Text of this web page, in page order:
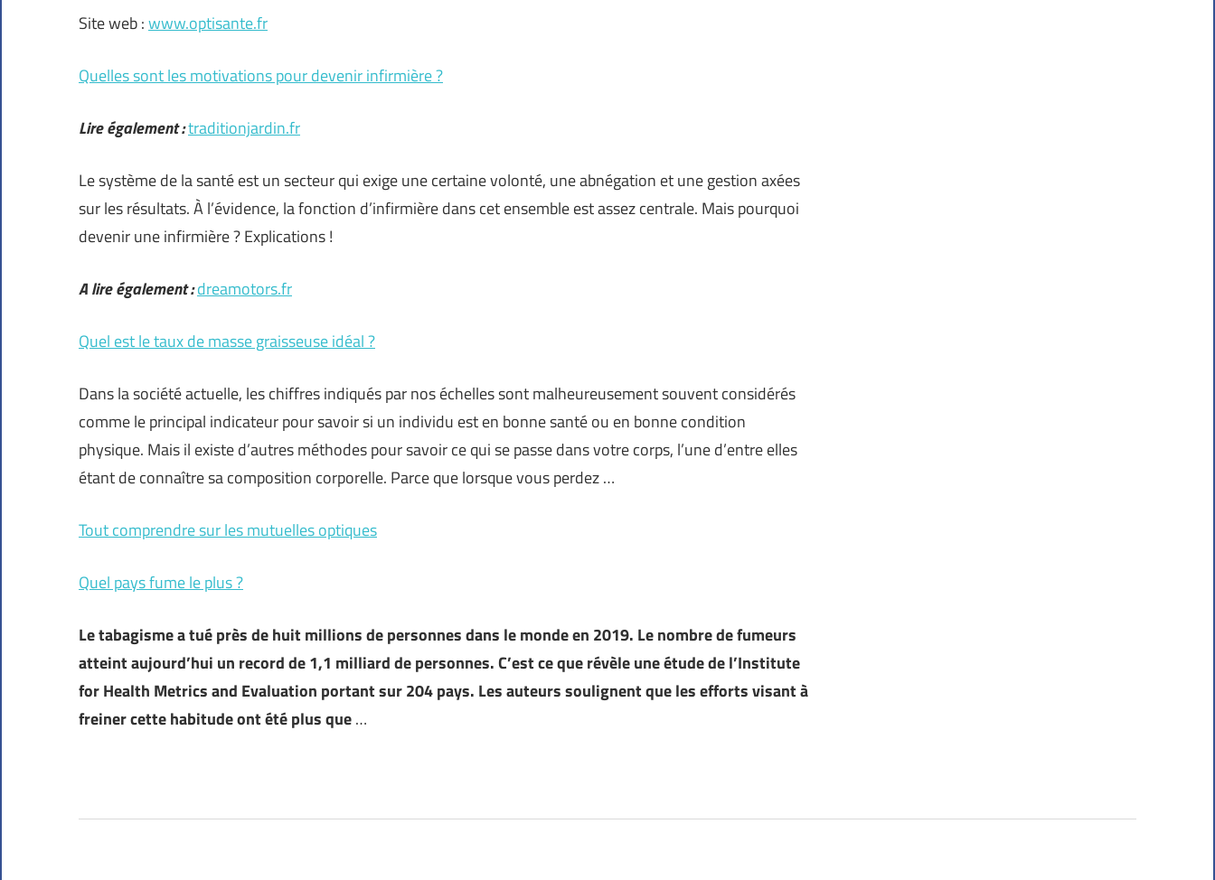
Site web :www.optisante.fr
Quelles sont les motivations pour devenir infirmière ?
Lire également :traditionjardin.fr
Le système de la santé est un secteur qui exige une certaine volonté, une abnégation et une gestion axées
sur les résultats. À l’évidence, la fonction d’infirmière dans cet ensemble est assez centrale. Mais pourquoi
devenir une infirmière ? Explications !
A lire également :dreamotors.fr
Quel est le taux de masse graisseuse idéal ?
Dans la société actuelle, les chiffres indiqués par nos échelles sont malheureusement souvent considérés
comme le principal indicateur pour savoir si un individu est en bonne santé ou en bonne condition
physique. Mais il existe d’autres méthodes pour savoir ce qui se passe dans votre corps, l’une d’entre elles
étant de connaître sa composition corporelle. Parce que lorsque vous perdez …
Tout comprendre sur les mutuelles optiques
Quel pays fume le plus ?
Le tabagisme a tué près de huit millions de personnes dans le monde en 2019. Le nombre de fumeurs
atteint aujourd’hui un record de 1,1 milliard de personnes. C’est ce que révèle une étude de l’Institute
for Health Metrics and Evaluation portant sur 204 pays. Les auteurs soulignent que les efforts visant à
freiner cette habitude ont été plus que…